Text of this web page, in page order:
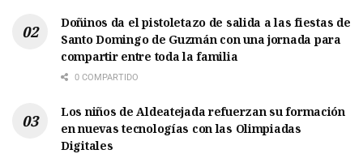
Doñinos da el pistoletazo de salida a las fiestas de
Santo Domingo de Guzmán con una jornada para
compartir entre toda la familia
0 COMPARTIDO
Los niños de Aldeatejada refuerzan su formación
en nuevas tecnologías con las Olimpiadas
Digitales